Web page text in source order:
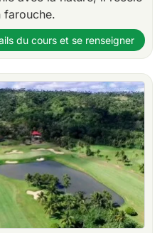
farouche.
du cours et se renseigner